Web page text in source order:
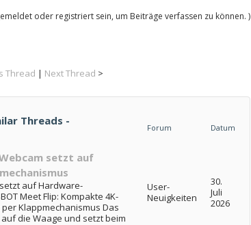
oder registriert sein, um Beiträge verfassen zu können. )
Thread | Next Thread >
Threads -
Forum Datum
setzt auf
auf Hardware-
Meet Flip: Kompakte 4K-
Klappmechanismus Das
die Waage und setzt beim
User-
Neuigkeiten
30.
Juli
2026